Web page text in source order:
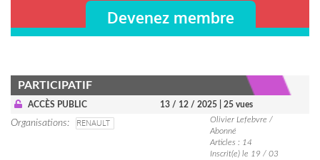
Devenez membre
PARTICIPATIF
ACCÈS PUBLIC 13 / 12 / 2025 | 25 vues
Organisations RENAULT
Olivier Lefebvre /
Abonné
Articles : 14
Inscrit(e) le 19 / 03